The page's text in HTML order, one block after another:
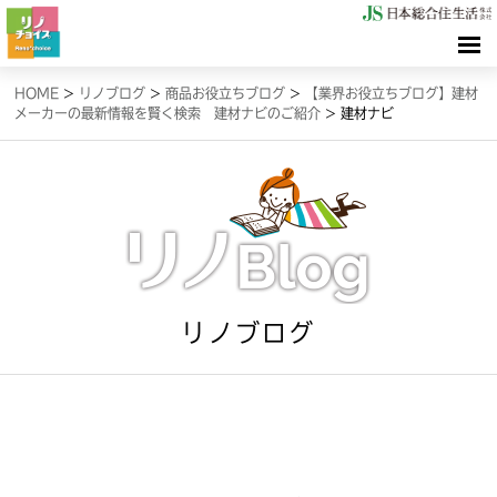
HOME
HOME > リノブログ >商品お役立ちブログ >
【業界お役立ちブログ】建材
メーカーの最新情報を賢く検索 建材ナビのご紹介 >建材ナビ
リノブログ